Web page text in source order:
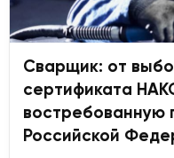
Сварщик: от
сертификата
востребованную
Российской